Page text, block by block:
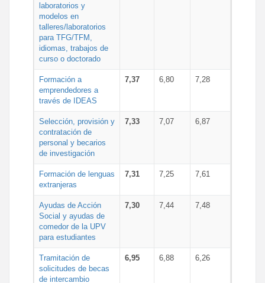
laboratorios y
modelos en
talleres/laboratorios
para TFG/TFM,
idiomas, trabajos de
curso o doctorado
Formación a
emprendedores a
través de IDEAS
7,37 6,80 7,28
Selección, provisión y
contratación de
personal y becarios
de investigación
7,33 7,07 6,87
Formación de lenguas
extranjeras
7,31 7,25 7,61
Ayudas de Acción
Social y ayudas de
comedor de la UPV
para estudiantes
7,30 7,44 7,48
Tramitación de
solicitudes de becas
de intercambio
6,95 6,88 6,26